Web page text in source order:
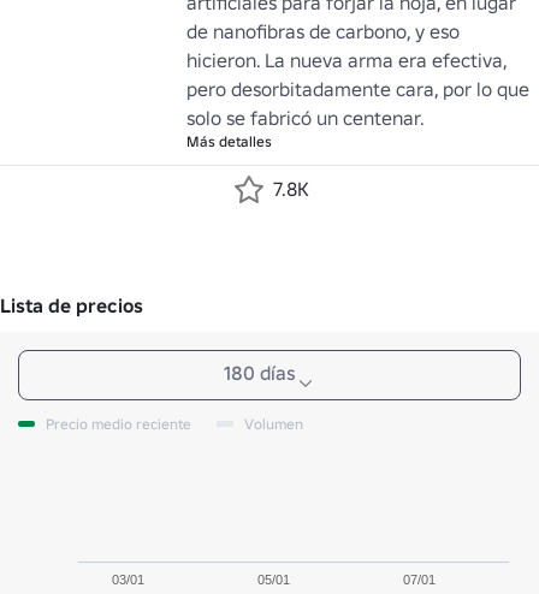
de nanofibras de carbono, y eso
hicieron. La nueva arma era efectiva,
pero desorbitadamente cara, por lo que
solo se fabricó un centenar.
Más detalles
7.8K
Lista de precios
180 días
Precio medio reciente Volumen
03/01 05/01 07/01